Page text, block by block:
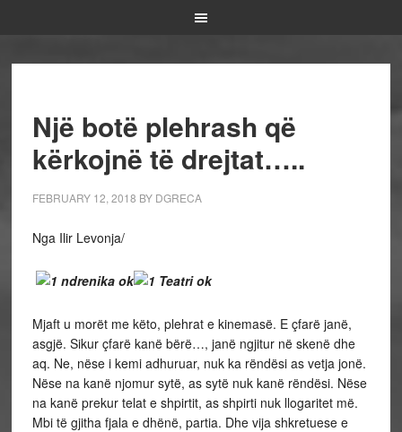
Një botë plehrash që
kërkojnë të drejtat…..
FEBRUARY 12, 2018 BY DGRECA
Nga Ilir Levonja/
Mjaft u morët me këto, plehrat e kinemasë. E çfarë janë,
asgjë. Sikur çfarë kanë bërë…, janë ngjitur në skenë dhe
aq. Ne, nëse i kemi adhuruar, nuk ka rëndësi as vetja jonë.
Nëse na kanë njomur sytë, as sytë nuk kanë rëndësi. Nëse
na kanë prekur telat e shpirtit, as shpirti nuk llogaritet më.
Mbi të gjitha fjala e dhënë, partia. Dhe vija shkretuese e